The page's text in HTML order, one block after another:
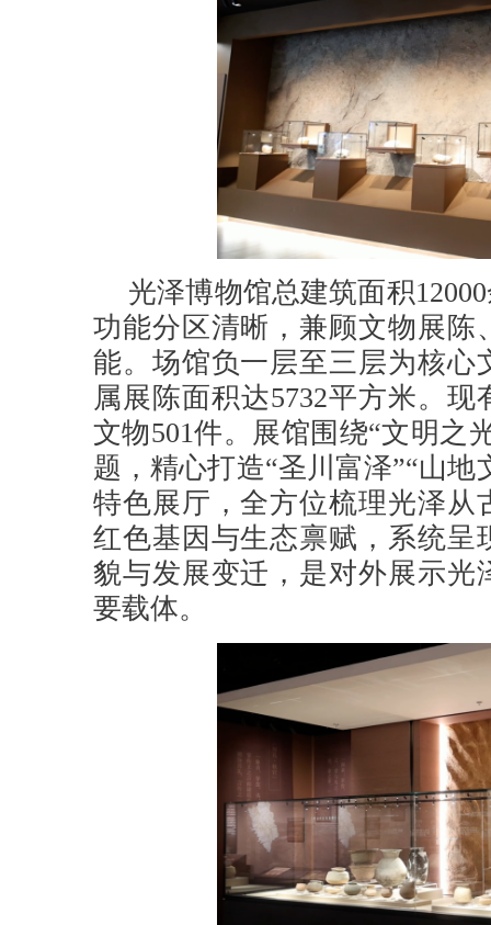
光泽博物馆总建筑面积
功能分区清晰，兼顾文物展陈
能。场馆负一层至三层为核心
属展陈面积达5732平方米。
文物501件。展馆围绕“文明之
题，精心打造“圣川富泽”“山
特色展厅，全方位梳理光泽从
红色基因与生态禀赋，系统呈
貌与发展变迁，是对外展示光
要载体。